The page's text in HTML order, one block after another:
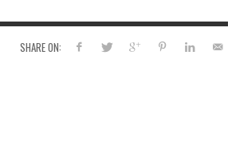
SHARE ON: